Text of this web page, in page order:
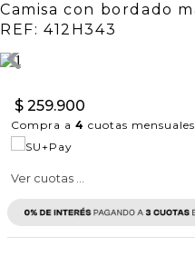
Camisa con bordado
REF: 412H343
$ 259.900
Compra a 4 cuotas
Ver cuotas ...